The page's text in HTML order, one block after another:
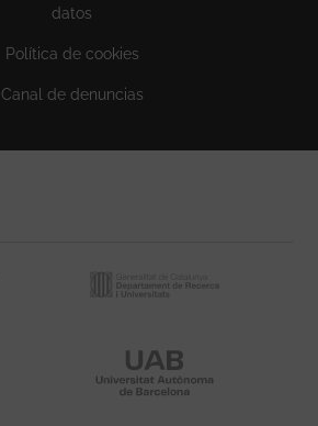
datos
Política de cookies
Canal de denuncias